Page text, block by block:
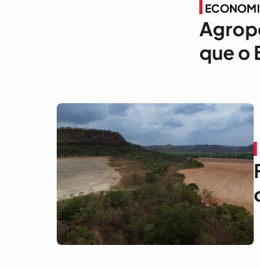
que o